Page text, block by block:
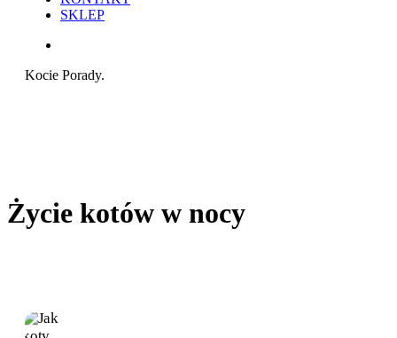
SKLEP
Kocie Porady.
Życie kotów w nocy